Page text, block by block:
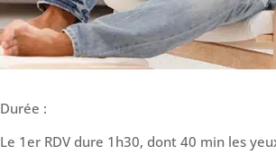
Durée :
Le 1er RDV dure 1h30, dont 40 min les